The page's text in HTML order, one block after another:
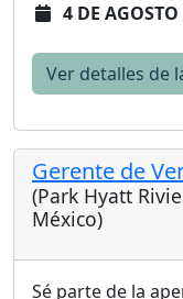
4 DE
Ver detalles de
Gerente de
(Park Hyatt
México)
Sé parte de la